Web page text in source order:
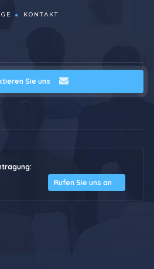
KONTAKT
Sie uns
Rufen Sie uns an